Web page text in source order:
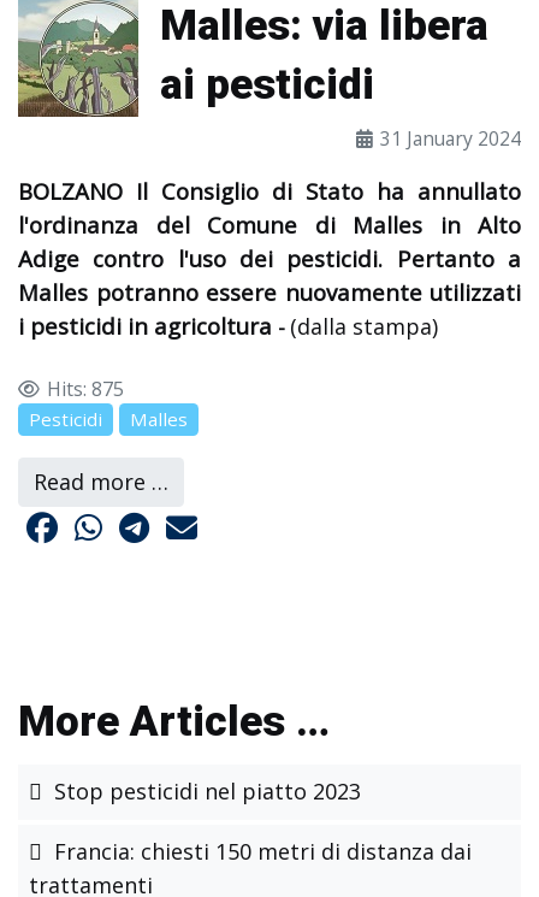
Malles: via libera
ai pesticidi
31 January 2024
BOLZANO Il Consiglio di Stato ha annullato
l'ordinanza del Comune di Malles in Alto
Adige contro l'uso dei pesticidi. Pertanto a
Malles potranno essere nuovamente utilizzati
i pesticidi in agricoltura - (dalla stampa)
Hits: 875
Pesticidi Malles
Read more …
More Articles …
Stop pesticidi nel piatto 2023
Francia: chiesti 150 metri di distanza dai
trattamenti